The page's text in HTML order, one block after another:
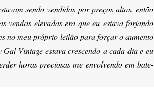
sendo vendidas por preços altos, então
vendas elevadas era que eu estava forjando
no meu próprio leilão para forçar o aumento
Vintage estava crescendo a cada dia e eu
horas preciosas me envolvendo em bate-